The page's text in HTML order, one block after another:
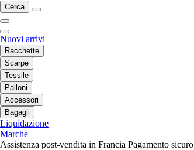
Cerca
Nuovi arrivi
Racchette
Scarpe
Tessile
Palloni
Accessori
Bagagli
Liquidazione
Marche
Assistenza post-vendita in Francia Pagamento sicuro